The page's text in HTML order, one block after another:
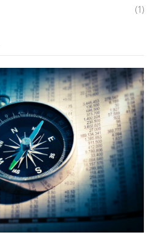
(1)